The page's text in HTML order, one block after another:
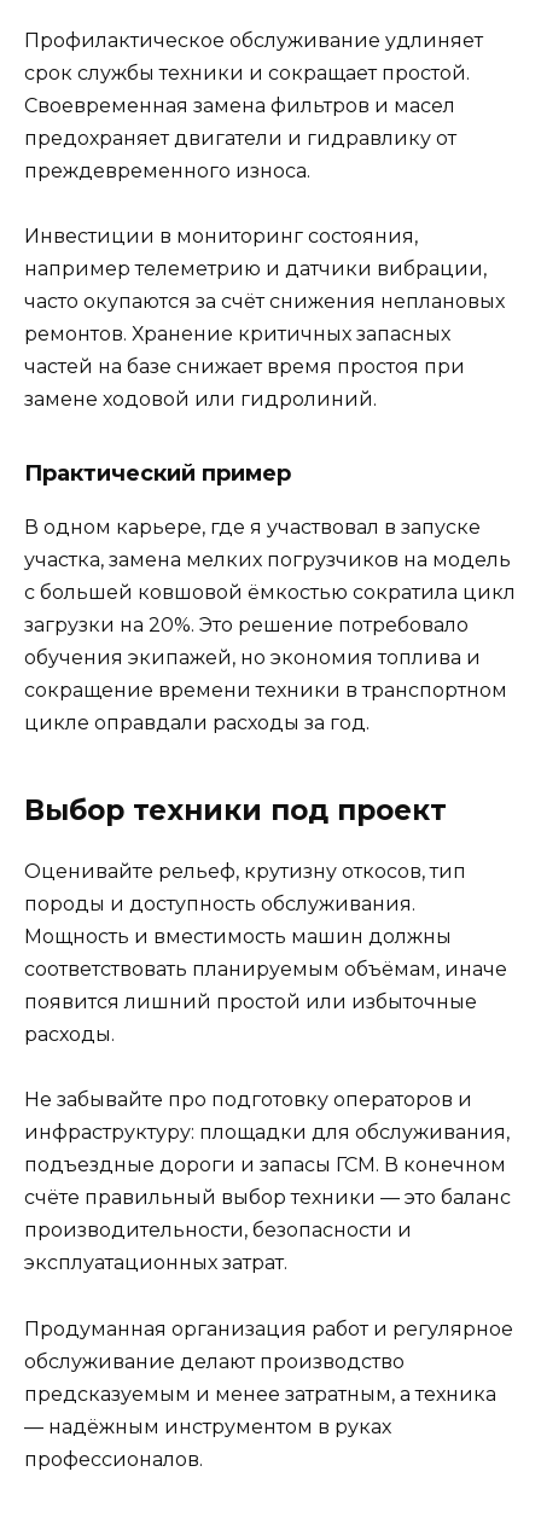
Профилактическое обслуживание удлиняет
срок службы техники и сокращает простой.
Своевременная замена фильтров и масел
предохраняет двигатели и гидравлику от
преждевременного износа.
Инвестиции в мониторинг состояния,
например телеметрию и датчики вибрации,
часто окупаются за счёт снижения неплановых
ремонтов. Хранение критичных запасных
частей на базе снижает время простоя при
замене ходовой или гидролиний.
Практический пример
В одном карьере, где я участвовал в запуске
участка, замена мелких погрузчиков на модель
с большей ковшовой ёмкостью сократила цикл
загрузки на 20%. Это решение потребовало
обучения экипажей, но экономия топлива и
сокращение времени техники в транспортном
цикле оправдали расходы за год.
Выбор техники под проект
Оценивайте рельеф, крутизну откосов, тип
породы и доступность обслуживания.
Мощность и вместимость машин должны
соответствовать планируемым объёмам, иначе
появится лишний простой или избыточные
расходы.
Не забывайте про подготовку операторов и
инфраструктуру: площадки для обслуживания,
подъездные дороги и запасы ГСМ. В конечном
счёте правильный выбор техники — это баланс
производительности, безопасности и
эксплуатационных затрат.
Продуманная организация работ и регулярное
обслуживание делают производство
предсказуемым и менее затратным, а техника
— надёжным инструментом в руках
профессионалов.